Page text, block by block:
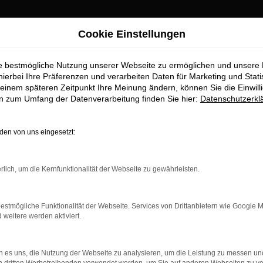
für Ingolstadt
erhalten Sie im Autohaus
für exzellente VW ID.3 Neuwagen Fahrzeuge für
zu präsentieren, die höchste Standards in Sachen Qualität
über unsere beeindruckende VW ID.3 Neuwagen Flotte
Cookie Einstellungen
bestmögliche Nutzung unserer Webseite zu ermöglichen und unsere
Ihre Präferenzen und verarbeiten Daten für Marketing und
späteren Zeitpunkt Ihre Meinung ändern, können Sie die
zum Umfang der Datenverarbeitung finden Sie hier:
von uns eingesetzt:
um die Kernfunktionalität der Webseite zu gewährleisten.
Funktionalität der Webseite. Services von Drittanbietern wie Google
weitere werden aktiviert.
es uns, die Nutzung der Webseite zu analysieren, um die Leistung zu messen